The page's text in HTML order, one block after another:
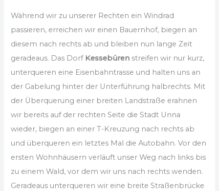
Während wir zu unserer Rechten ein Windrad
passieren, erreichen wir einen Bauernhof, biegen an
diesem nach rechts ab und bleiben nun lange Zeit
geradeaus. Das Dorf Kessebüren streifen wir nur kurz,
unterqueren eine Eisenbahntrasse und halten uns an
der Gabelung hinter der Unterführung halbrechts. Mit
der Überquerung einer breiten Landstraße erahnen
wir bereits auf der rechten Seite die Stadt Unna
wieder, biegen an einer T-Kreuzung nach rechts ab
und überqueren ein letztes Mal die Autobahn. Vor den
ersten Wohnhäusern verläuft unser Weg nach links bis
zu einem Wald, vor dem wir uns nach rechts wenden.
Geradeaus unterqueren wir eine breite Straßenbrücke